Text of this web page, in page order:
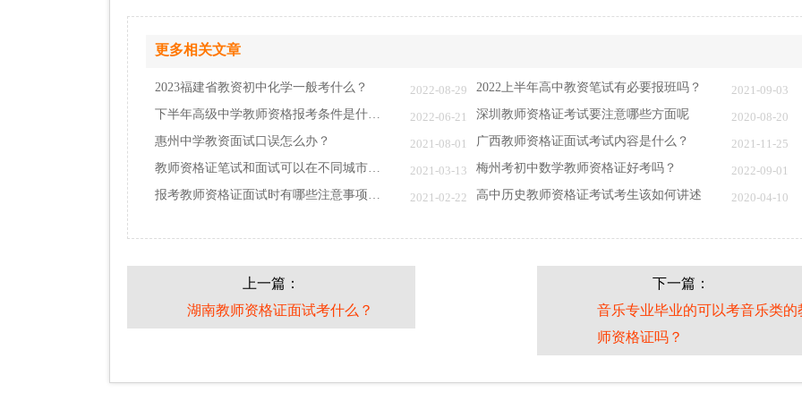
更多相关文章
2023福建省教资初中化学一般考什么？ 2022-08-29 2022上半年高中教资笔试有必要报班吗？
2021-09-03
2022-06-21 深圳教师资格证考试要注意哪些方面呢
2020-08-20
惠州中学教资面试口误怎么办？
2021-08-01 广西教师资格证面试考试内容是什么？
2021-11-25
2021-03-13 梅州考初中数学教师资格证好考吗？
2022-09-01
2021-02-22 高中历史教师资格证考试考生该如何讲述 2020-04-10
上一篇：
湖南教师资格证面试考什么？
下一篇：
音乐专业毕业的可以考音乐类的
师资格证吗？